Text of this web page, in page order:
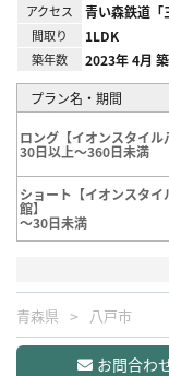
アクセス 青い森鉄道「
間取り 1LDK
築年数 2023年 4月 築
プラン名・期間
ロング【イオンスタイル
30日以上～360日未満
ショート【イオンスタイ
館】
～30日未満
青森県 八戸市
お問合わ